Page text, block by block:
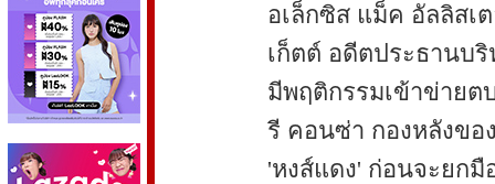
อเล็กซิส แม็ค อัลลิสเ
เก็ตต์ อดีตประธานบ
มีพฤติกรรมเข้าข่ายต
รี คอนซ่า กองหลังขอ
'หงส์แดง' ก่อนจะยก